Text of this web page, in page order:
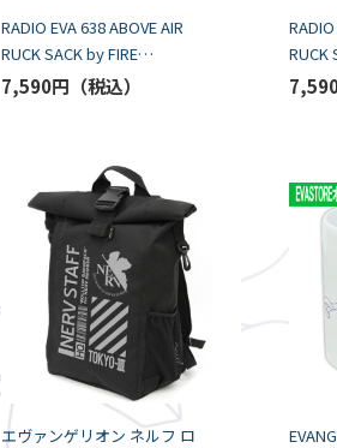
RADIO EVA 638 ABOVE AIR
RUCK SACK by FIRE
FIRST/EVA-02y MODEL
7,590円
RUCK
エヴァンゲリオン ネルフ ロ